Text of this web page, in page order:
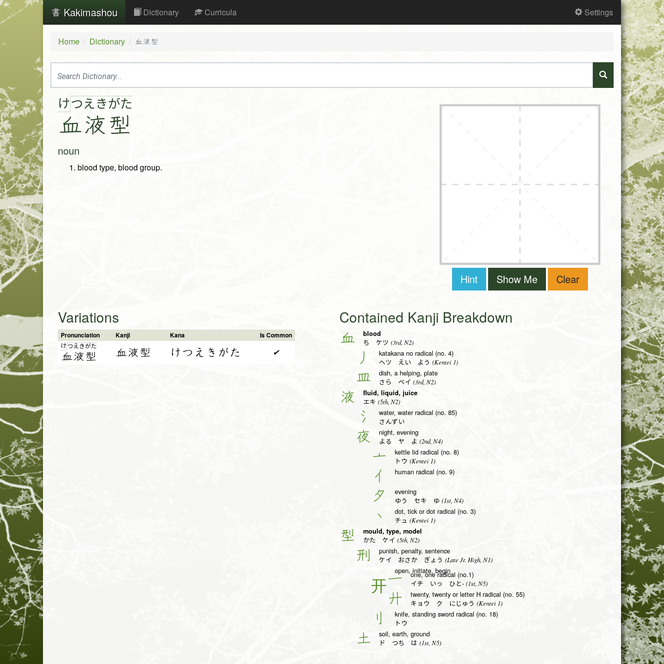
Kakimashou Dictionary Curricula Settings
Home Dictionary 血液型
けつ
血
え き
液
がた
型
noun
blood type, blood group.
Hint Show Me Clear
Variations
Pronunciation Kanji Kana Is Common
け つ
血
えき
液
がた
型 血液型 けつえきがた ✔
Contained Kanji Breakdown
血 blood
ち ケツ (3rd, N2)
丿 katakana no radical (no. 4)
ヘツ えい よう (Kentei 1)
皿 dish, a helping, plate
さら ベイ (3rd, N2)
液 fluid, liquid, juice
エキ (5th, N2)
氵 water, water radical (no. 85)
さんずい
夜 night, evening
よる ヤ よ (2nd, N4)
亠 kettle lid radical (no. 8)
トウ (Kentei 1)
亻 human radical (no. 9)
夕 evening
ゆう セキ ゆ (1st, N4)
丶 dot, tick or dot radical (no. 3)
チュ (Kentei 1)
型 mould, type, model
かた ケイ (5th, N2)
刑 punish, penalty, sentence
ケイ おさか ぎょう (Late Jr. High, N1)
open, initiate, begin
一 one, one radical (no.1)
イチ いっ ひと- (1st, N5)
廾 twenty, twenty or letter H radical (no. 55)
キョウ ク にじゅう (Kentei 1)
刂 knife, standing sword radical (no. 18)
トウ
土 soil, earth, ground
ド つち は (1st, N5)